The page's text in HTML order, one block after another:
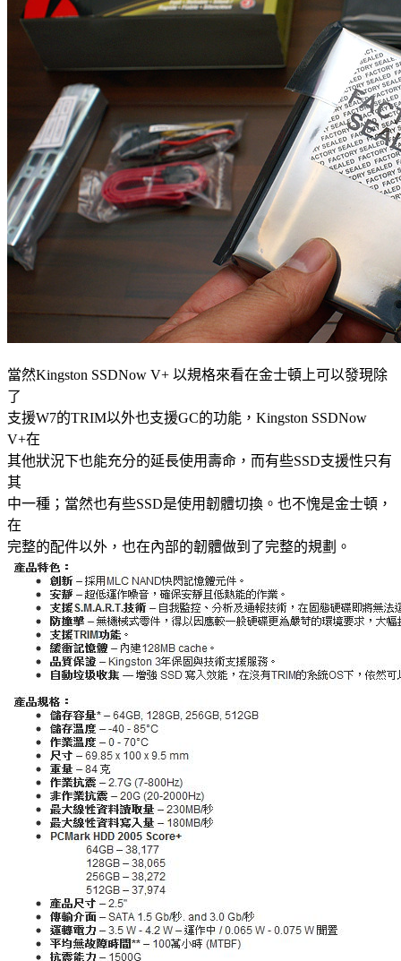
當然Kingston SSDNow V+ 以規格來看在金士頓上可以發現除
了
支援W7的TRIM以外也支援GC的功能，Kingston SSDNow
V+在
其他狀況下也能充分的延長使用壽命，而有些SSD支援性只有
其
中一種；當然也有些SSD是使用韌體切換。也不愧是金士頓，
在
完整的配件以外，也在內部的韌體做到了完整的規劃。